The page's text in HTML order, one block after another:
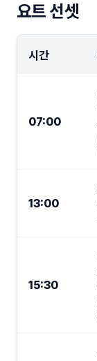
요트 선셋
시간
07:00
13:00
15:30